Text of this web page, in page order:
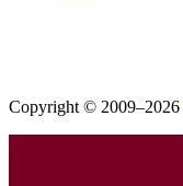
Copyright © 2009–2026